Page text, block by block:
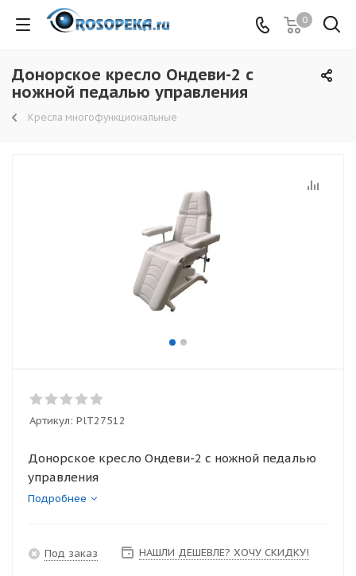
0
Донорское кресло Ондеви-2 с
ножной педалью управления
Кресла многофункциональные
Артикул: PlT27512
Донорское кресло Ондеви-2 с ножной педалью
управления
Подробнее
Под заказ НАШЛИ ДЕШЕВЛЕ? ХОЧУ СКИДКУ!